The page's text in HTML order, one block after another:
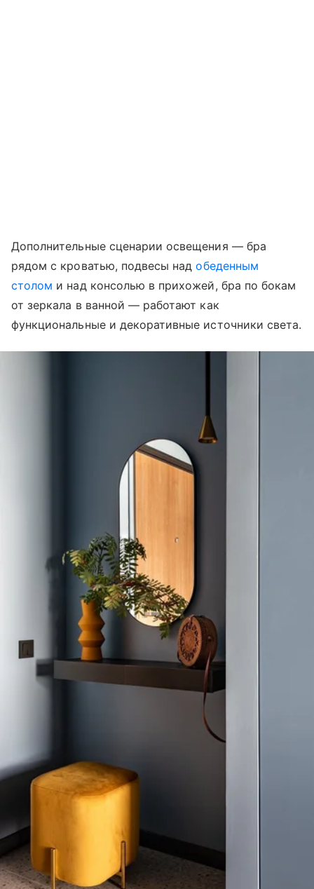
Дополнительные сценарии освещения — бра
рядом с кроватью, подвесы надобеденным
столом и над консолью в прихожей, бра по бокам
от зеркала в ванной — работают как
функциональные и декоративные источники света.